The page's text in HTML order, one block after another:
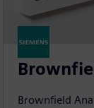
Brownfield